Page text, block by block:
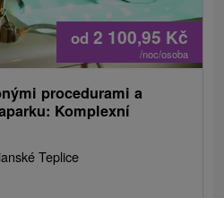
od 2 100,95 Kč
/noc/osoba
procedurami a
Komplexní
Teplice